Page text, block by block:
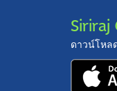
Siriraj
ดาวน์โหล